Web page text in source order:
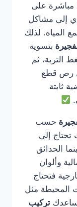
مباشرة على
إلى مشاكل
المياه. لذلك
بتسوية
التربة، ثم
رص قطع
ثابتة
حسب
تحتاج إلى
الحدائق
وألوان
فتحتاج
المحيطة مثل
تركيب